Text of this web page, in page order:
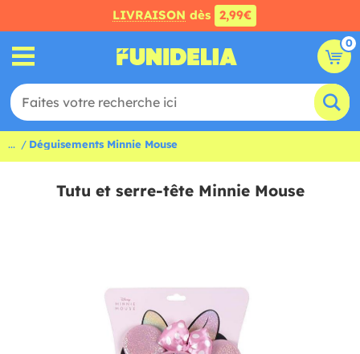
LIVRAISON dès 2,99€
0
... Déguisements Minnie Mouse
Tutu et serre-tête Minnie Mouse